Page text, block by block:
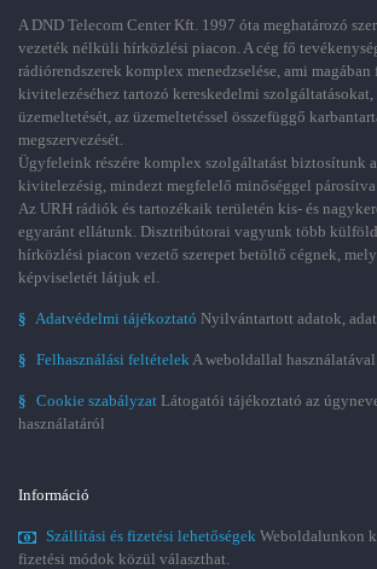
A DND Telecom Center Kft. 1997 óta meghatározó
vezeték nélküli hírközlési piacon. A cég fő
rádiórendszerek komplex menedzselése, ami magában
kivitelezéséhez tartozó kereskedelmi szolgáltatásokat,
üzemeltetését, az üzemeltetéssel összefüggő
megszervezését.
Ügyfeleink részére komplex szolgáltatást biztosítunk a
kivitelezésig, mindezt megfelelő minőséggel párosítva.
Az URH rádiók és tartozékaik területén kis- és
egyaránt ellátunk. Disztribútorai vagyunk több
hírközlési piacon vezető szerepet betöltő cégnek,
képviseletét látjuk el.
§ Adatvédelmi tájékoztató Nyilvántartott adatok,
§ Felhasználási feltételekA weboldallal
§ Cookie szabályzat Látogatói tájékoztató az
használatáról
Információ
Szállítási és fizetési lehetőségek Weboldalunkon
fizetési módok közül választhat.